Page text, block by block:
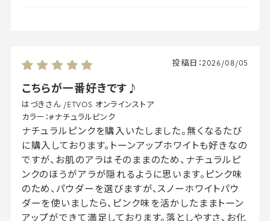
こちらが一番好きです♪
投稿日：2026/08/05
はづきさん /ETVOS オンラインストア
カラー：#ナチュラルピンク
ナチュラルピンクを購入いたしました。無くなるたび
に購入しております。トーンアップホワイトも好きなの
ですが、お肌のアラはそのままのため、ナチュラルピ
ンクのほうがアラが隠れるように思います。ピンク味
のため、パウダーを選びますが、スノーホワイトパウ
ダーを使いましたら、ピンク味を活かしたままトーン
アップができて満足しております。落としやすさ、お化